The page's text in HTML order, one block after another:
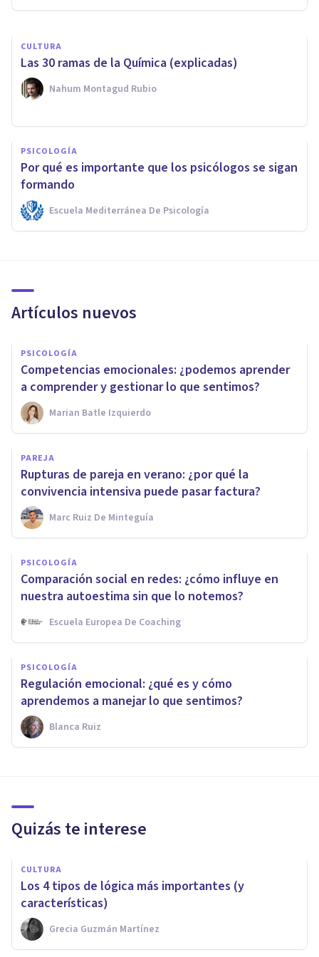
CULTURA
Las 30 ramas de la Química (explicadas)
Nahum Montagud Rubio
PSICOLOGÍA
Por qué es importante que los psicólogos se sigan
formando
Escuela Mediterránea De Psicología
Artículos nuevos
PSICOLOGÍA
Competencias emocionales: ¿podemos aprender
a comprender y gestionar lo que sentimos?
Marian Batle Izquierdo
PAREJA
Rupturas de pareja en verano: ¿por qué la
convivencia intensiva puede pasar factura?
Marc Ruiz De Minteguía
PSICOLOGÍA
Comparación social en redes: ¿cómo influye en
nuestra autoestima sin que lo notemos?
Escuela Europea De Coaching
PSICOLOGÍA
Regulación emocional: ¿qué es y cómo
aprendemos a manejar lo que sentimos?
Blanca Ruiz
Quizás te interese
CULTURA
Los 4 tipos de lógica más importantes (y
características)
Grecia Guzmán Martínez